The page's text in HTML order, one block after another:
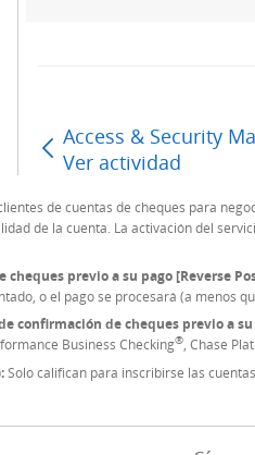
Access & Security
Ver actividad
de cuentas de cheques para
de la cuenta. La activación del
previo a su pago [Reverse
o el pago se procesará (a menos
confirmación de cheques previo a
Business Checking® , Chase
Solo califican para inscribirse las